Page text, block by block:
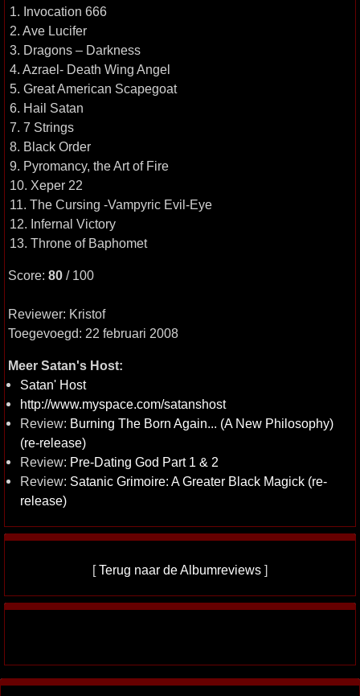
1. Invocation 666
2. Ave Lucifer
3. Dragons – Darkness
4. Azrael- Death Wing Angel
5. Great American Scapegoat
6. Hail Satan
7. 7 Strings
8. Black Order
9. Pyromancy, the Art of Fire
10. Xeper 22
11. The Cursing -Vampyric Evil-Eye
12. Infernal Victory
13. Throne of Baphomet
Score: 80 / 100
Reviewer: Kristof
Toegevoegd: 22 februari 2008
Meer Satan's Host:
Satan' Host
http://www.myspace.com/satanshost
Review: Burning The Born Again... (A New Philosophy)
(re-release)
Review: Pre-Dating God Part 1 & 2
Review: Satanic Grimoire: A Greater Black Magick (re-
release)
[Terug naar de Albumreviews ]